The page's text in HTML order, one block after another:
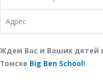
Адрес
Ждем Вас и Ваших детей
Томске Big Ben School!